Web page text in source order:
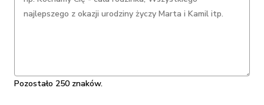
Pozostało 250 znaków.